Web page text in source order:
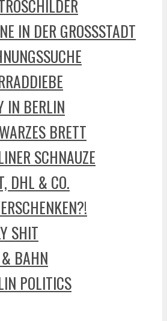
IN DER GROSSSTADT
IN BERLIN
BRETT
SCHNAUZE
DHL & CO.
SHIT
BAHN
POLITICS